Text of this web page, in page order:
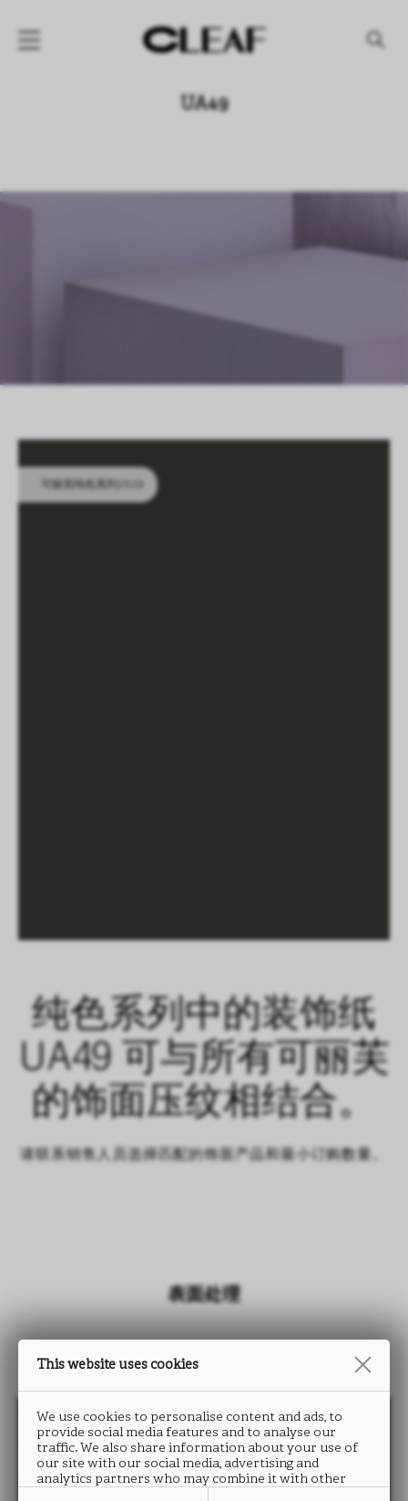
产品系列
代理商
SHAPING SURFACES
CN EN IT DE
UA49
可丽芙纯色系列2529
纯色系列中的装饰纸
UA49 可与所有可丽芙
的饰面压纹相结合。
请联系销售人员选择匹配的饰面产品和最小订购数量。
表面处理
This website uses cookies
We use cookies to personalise content and ads, to
provide social media features and to analyse our
traffic. We also share information about your use of
our site with our social media, advertising and
analytics partners who may combine it with other